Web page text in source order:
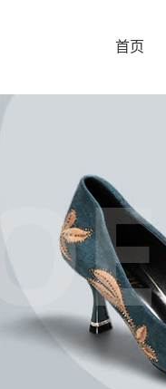
首页